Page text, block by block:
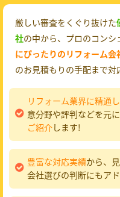
厳しい審査をくぐり抜けた
社の中から、プロのコンシ
にぴったりのリフォーム会
のお見積もりの手配まで対
リフォーム業界に精通
意分野や評判などを元に
ご紹介します!
豊富な対応実績から、
会社選びの判断にもア